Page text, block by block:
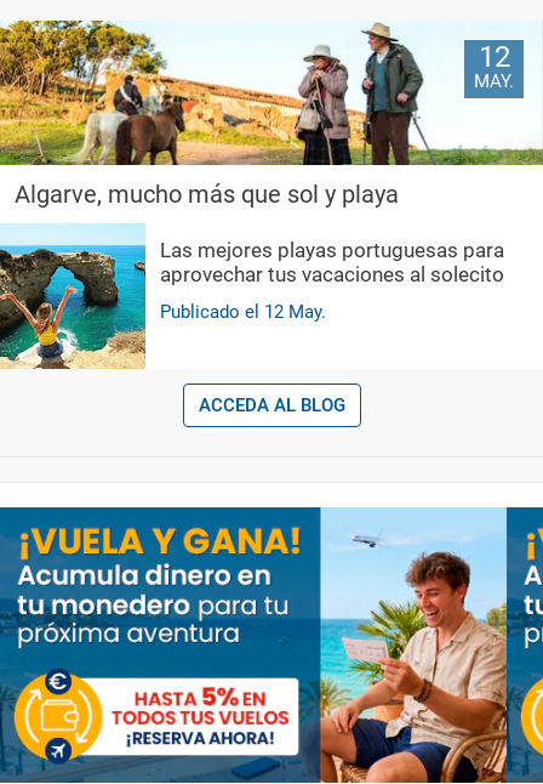
12
MAY.
Algarve, mucho más que sol y playa
Las mejores playas portuguesas para
aprovechar tus vacaciones al solecito
Publicado el 12 May.
ACCEDA AL BLOG